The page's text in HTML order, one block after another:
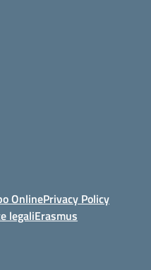
OnlinePrivacy Policy
legaliErasmus